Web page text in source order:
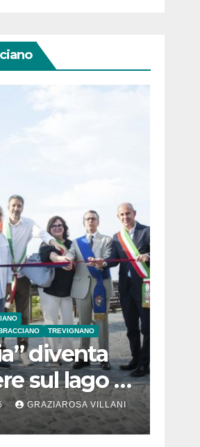
TREVIGNANO
diventa
sul lago di
ieri
GRAZIAROSA VILLANI